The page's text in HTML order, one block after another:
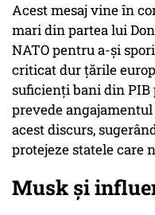
Acest mesaj vine în
mari din partea lui
NATO pentru a-și
criticat dur țările
suficienți bani din PIB
prevede angajamentul
acest discurs,
protejeze statele care
Musk și